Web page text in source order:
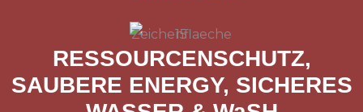
RESSOURCENSCHUTZ,
SAUBERE ENERGY, SICHERES